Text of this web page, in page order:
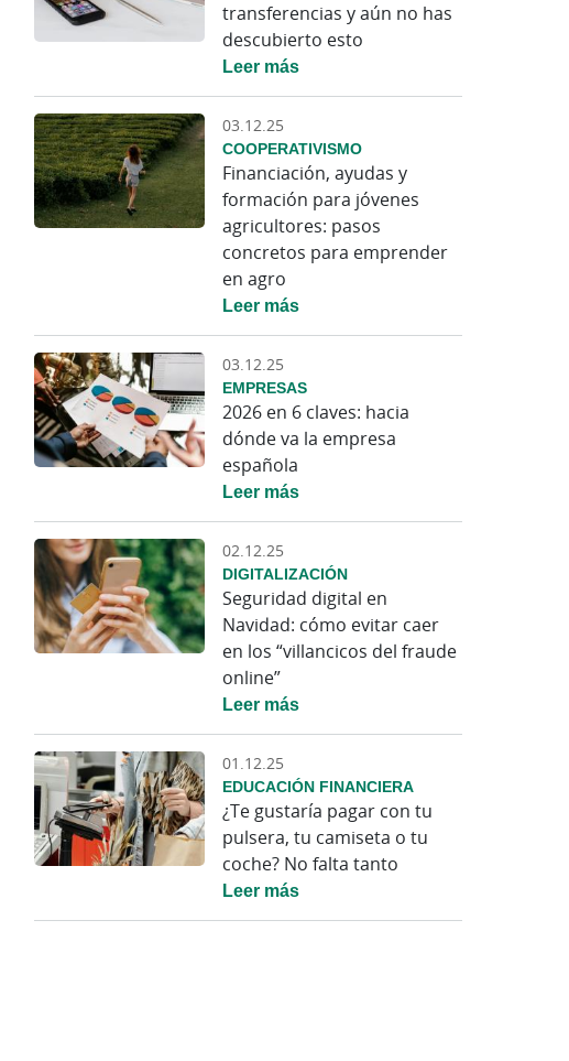
transferencias y aún no has
descubierto esto
Leer más
03.12.25
COOPERATIVISMO
Financiación, ayudas y
formación para jóvenes
agricultores: pasos
concretos para emprender
en agro
Leer más
03.12.25
EMPRESAS
2026 en 6 claves: hacia
dónde va la empresa
española
Leer más
02.12.25
DIGITALIZACIÓN
Seguridad digital en
Navidad: cómo evitar caer
en los “villancicos del fraude
online”
Leer más
01.12.25
EDUCACIÓN FINANCIERA
¿Te gustaría pagar con tu
pulsera, tu camiseta o tu
coche? No falta tanto
Leer más